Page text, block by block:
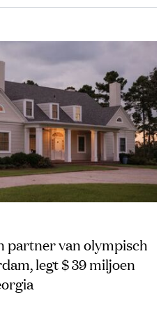
partner van olympisch
legt $ 39 miljoen